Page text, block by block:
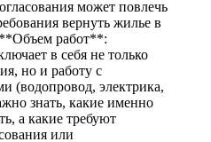
может повлечь
вернуть жилье в
**Объем работ**:
в себя не только
но и работу с
(водопровод, электрика,
знать, какие именно
а какие требуют
или